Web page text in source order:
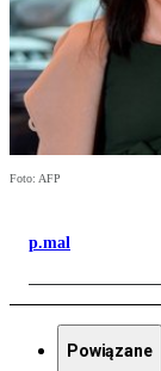
Foto: AFP
p.mal
Powiązane